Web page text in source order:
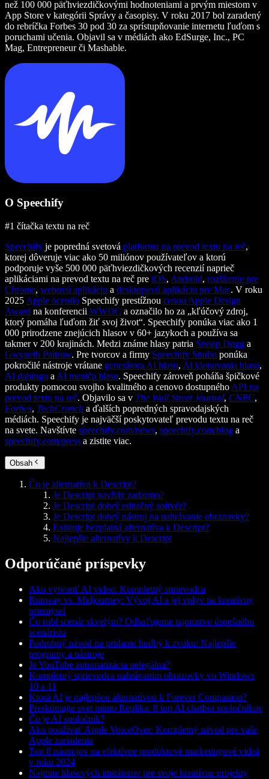
než 100 000 päťhviezdičkovými hodnoteniami a prvým miestom v
App Store v kategórii Správy a časopisy. V roku 2017 bol zaradený
do rebríčka Forbes 30 pod 30 za sprístupňovanie internetu ľuďom s
poruchami učenia. Objavil sa v médiách ako EdSurge, Inc., PC
Mag, Entrepreneur či Mashable.
O Speechify
#1 čítačka textu na reč
Speechify je popredná svetová platforma na prevod textu na reč,
ktorej dôveruje viac ako 50 miliónov používateľov a ktorú
podporuje vyše 500 000 päťhviezdičkových recenzií naprieč
aplikáciami na prevod textu na reč pre iOS, Android, rozšírenie pre
Chrome, webovú aplikáciu a desktopovú aplikáciu pre Mac. V roku
2025 Apple ocenilo Speechify prestížnou cenou Apple Design
Award na konferencii WWDC a označilo ho za „kľúčový zdroj,
ktorý pomáha ľuďom žiť svoj život“. Speechify ponúka viac ako 1
000 prirodzene znejúcich hlasov v 60+ jazykoch a používa sa
takmer v 200 krajinách. Medzi známe hlasy patria Snoop Dogg a
Gwyneth Paltrow. Pre tvorcov a firmy Speechify Studio ponúka
pokročilé nástroje vrátane generátora AI hlasu, AI klonovania hlasu,
AI dabingu a AI meniča hlasu. Speechify zároveň poháňa špičkové
produkty pomocou svojho kvalitného a cenovo dostupného API na
prevod textu na reč. Objavilo sa v The Wall Street Journal, CNBC,
Forbes, TechCrunch a ďalších popredných spravodajských
médiách. Speechify je najväčší poskytovateľ prevodu textu na reč
na svete. Navštívte speechify.com/news, speechify.com/blog a
speechify.com/press a zistite viac.
Obsah
Čo je alternatíva k Descript?
Je Descript navždy zadarmo?
Je Descript dobrý editačný softvér?
Je Descript dobrý nástroj na nahrávanie obrazovky?
Existuje bezplatná alternatíva k Descript?
Najlepšie alternatívy k Descript
Odporúčané príspevky
Ako vytvoriť AI video: Kompletný sprievodca
Runway vs. Midjourney: Vývoj AI a jej vplyv na kreatívny
priemysel
Čo robí scenár skvelým? Odhaľujeme tajomstvo úspešného
scenáristu
Podrobný návod na pridanie hudby k zvuku: Najlepšie
programy a nástroje
Je YouTube automatizácia nelegálna?
Kompletný sprievodca nahrávaním obrazovky vo Windows
10 a 11
Ktorá AI je najlepšou alternatívou k Forever Companion?
Preskúmajte svet mimo Replika: 8 top AI chatbot spoločníkov
Čo je AI spoločník?
Ako používať Apple VoiceOver: Kompletný návod pre vaše
Apple zariadenia
Top 8 nástrojov na efektívne produktové marketingové videá
v roku 2024
Najmite hlasových imitátorov pre svoje kreatívne projekty